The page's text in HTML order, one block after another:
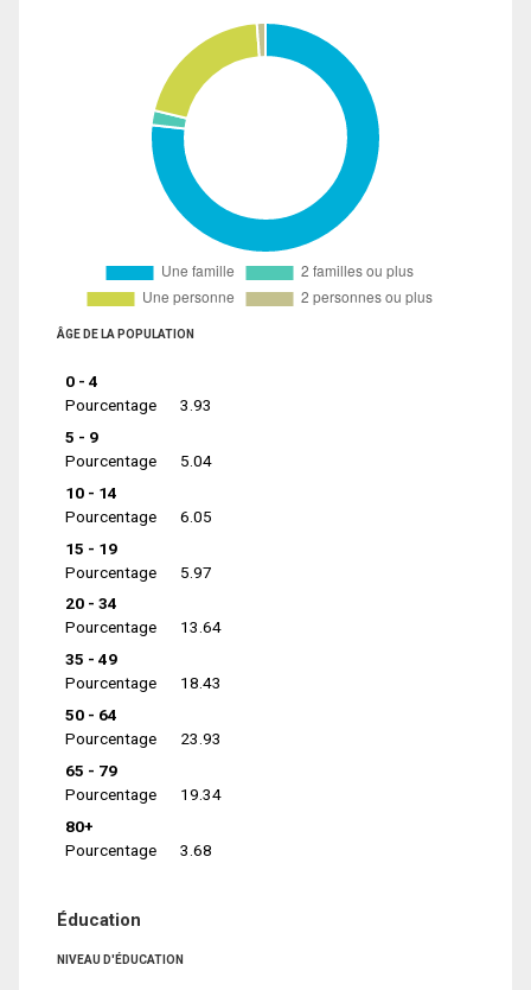
ÂGE DE LA POPULATION
0 - 4
Pourcentage
3.93
5 - 9
Pourcentage
5.04
10 - 14
Pourcentage
6.05
15 - 19
Pourcentage
5.97
20 - 34
Pourcentage
13.64
35 - 49
Pourcentage
18.43
50 - 64
Pourcentage
23.93
65 - 79
Pourcentage
19.34
80+
Pourcentage
3.68
Éducation
NIVEAU D'ÉDUCATION